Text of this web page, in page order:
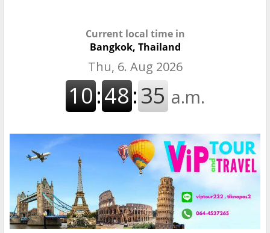
Current local time in
Bangkok, Thailand